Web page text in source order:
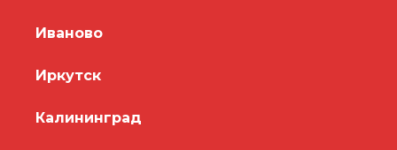
Иваново
Иркутск
Калининград